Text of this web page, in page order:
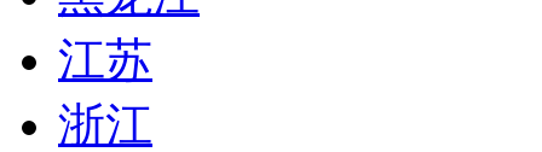
江苏
浙江